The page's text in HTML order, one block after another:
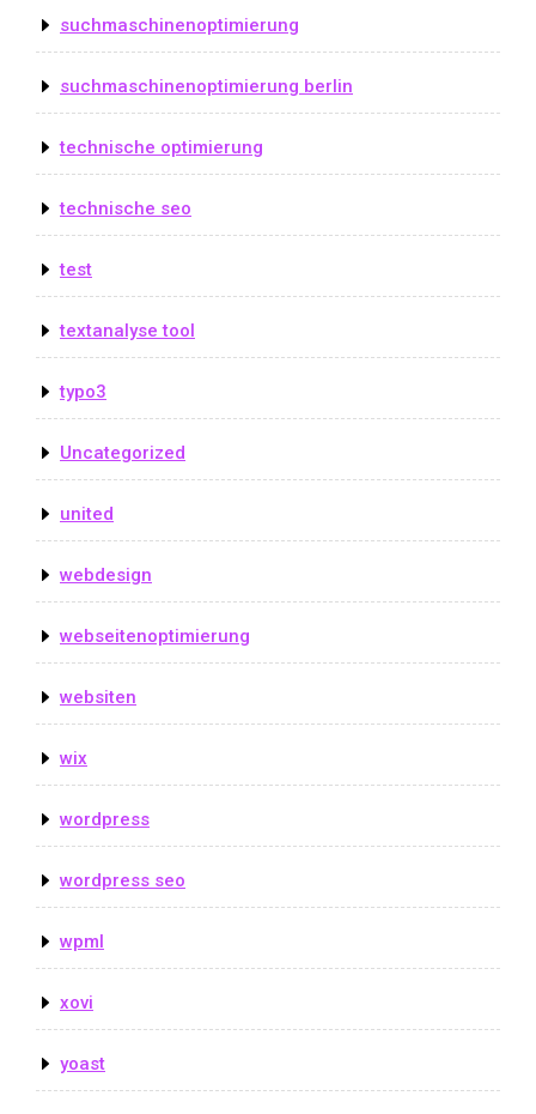
suchmaschinenoptimierung
suchmaschinenoptimierung berlin
technische optimierung
technische seo
test
textanalyse tool
typo3
Uncategorized
united
webdesign
webseitenoptimierung
websiten
wix
wordpress
wordpress seo
wpml
xovi
yoast